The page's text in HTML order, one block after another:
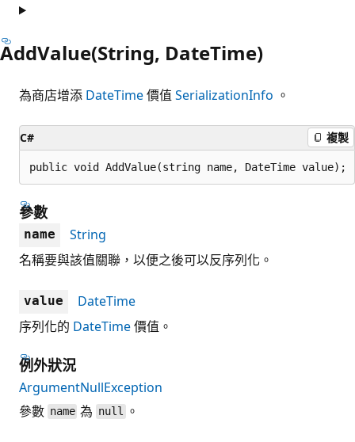
AddValue(String, DateTime)
為商店增添 DateTime價值 SerializationInfo 。
C# 複製
public void AddValue(string name, DateTime value);
參數
name
String
名稱要與該值關聯，以便之後可以反序列化。
value
DateTime
序列化的 DateTime價值。
例外狀況
ArgumentNullException
參數 name 為 null 。